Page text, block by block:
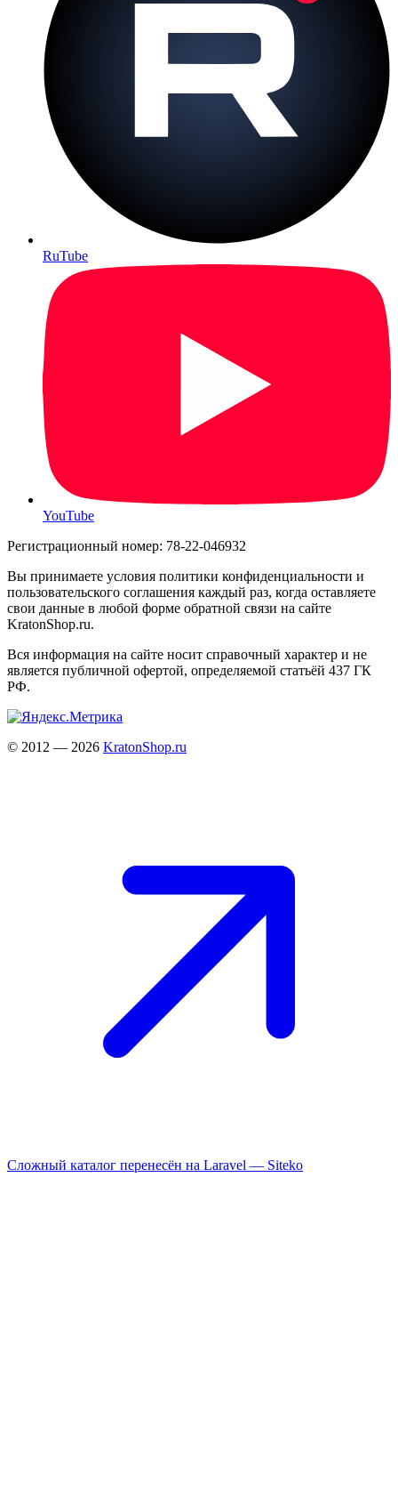
RuTube
YouTube
Регистрационный номер: 78-22-046932
Вы принимаете условия политики конфиденциальности и
пользовательского соглашения каждый раз, когда оставляете
свои данные в любой форме обратной связи на сайте
KratonShop.ru.
Вся информация на сайте носит справочный характер и не
является публичной офертой, определяемой статьёй 437 ГК
РФ.
© 2012 — 2026 KratonShop.ru
Сложный каталог перенесён на Laravel — Siteko